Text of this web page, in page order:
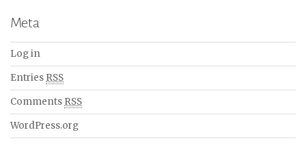
Meta
Log in
Entries RSS
Comments RSS
WordPress.org